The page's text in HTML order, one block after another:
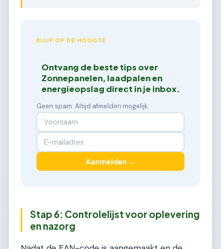
BLIJF OP DE HOOGTE
Ontvang de beste tips over
Zonnepanelen, laadpalen en
energieopslag direct in je inbox.
Geen spam. Altijd afmelden mogelijk.
Aanmelden →
Stap 6: Controlelijst voor oplevering
en nazorg